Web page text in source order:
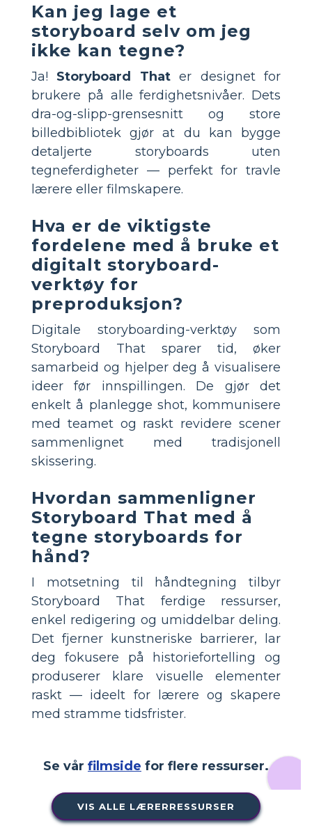
Kan jeg lage et
storyboard selv om jeg
ikke kan tegne?
Ja! Storyboard Thater designet for
brukere på alle ferdighetsnivåer. Dets
dra-og-slipp-grensesnitt og store
billedbibliotek gjør at du kan bygge
detaljerte storyboards uten
tegneferdigheter — perfekt for travle
lærere eller filmskapere.
Hva er de viktigste
fordelene med å bruke et
digitalt storyboard-
verktøy for
preproduksjon?
Digitale storyboarding-verktøy som
Storyboard That sparer tid, øker
samarbeid og hjelper deg å visualisere
ideer før innspillingen. De gjør det
enkelt å planlegge shot, kommunisere
med teamet og raskt revidere scener
sammenlignet med tradisjonell
skissering.
Hvordan sammenligner
Storyboard That med å
tegne storyboards for
hånd?
I motsetning til håndtegning tilbyr
Storyboard That ferdige ressurser,
enkel redigering og umiddelbar deling.
Det fjerner kunstneriske barrierer, lar
deg fokusere på historiefortelling og
produserer klare visuelle elementer
raskt — ideelt for lærere og skapere
med stramme tidsfrister.
Se vår filmside for flere ressurser.
VIS ALLE LÆRERRESSURSER